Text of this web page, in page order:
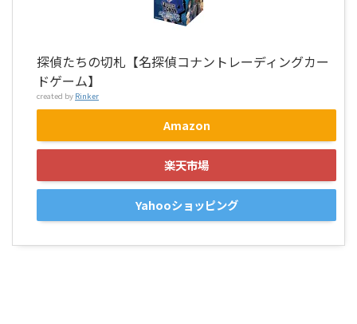
探偵たちの切札【名探偵コナントレーディングカー
ドゲーム】
created by Rinker
Amazon
楽天市場
Yahooショッピング